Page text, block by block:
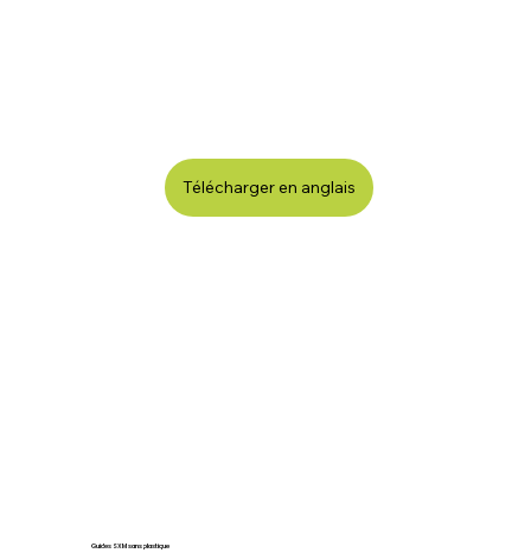
Guides SXM sans plastique
Télécharger en anglais